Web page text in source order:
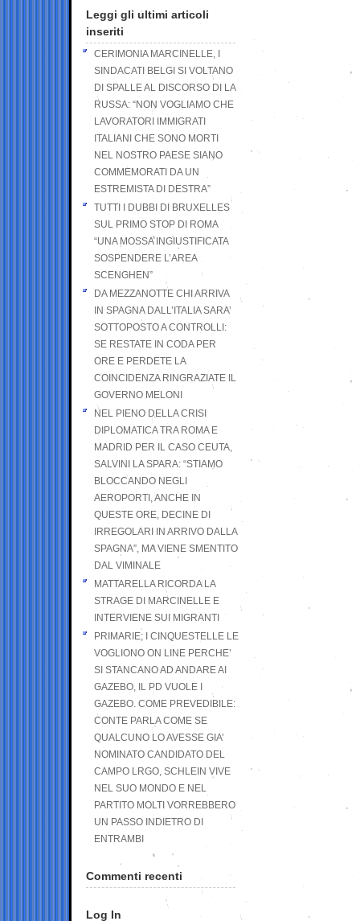
Leggi gli ultimi articoli
inseriti
CERIMONIA MARCINELLE, I
SINDACATI BELGI SI VOLTANO
DI SPALLE AL DISCORSO DI LA
RUSSA: “NON VOGLIAMO CHE
LAVORATORI IMMIGRATI
ITALIANI CHE SONO MORTI
NEL NOSTRO PAESE SIANO
COMMEMORATI DA UN
ESTREMISTA DI DESTRA”
TUTTI I DUBBI DI BRUXELLES
SUL PRIMO STOP DI ROMA
“UNA MOSSA INGIUSTIFICATA
SOSPENDERE L’AREA
SCENGHEN”
DA MEZZANOTTE CHI ARRIVA
IN SPAGNA DALL’ITALIA SARA’
SOTTOPOSTO A CONTROLLI:
SE RESTATE IN CODA PER
ORE E PERDETE LA
COINCIDENZA RINGRAZIATE IL
GOVERNO MELONI
NEL PIENO DELLA CRISI
DIPLOMATICA TRA ROMA E
MADRID PER IL CASO CEUTA,
SALVINI LA SPARA: “STIAMO
BLOCCANDO NEGLI
AEROPORTI, ANCHE IN
QUESTE ORE, DECINE DI
IRREGOLARI IN ARRIVO DALLA
SPAGNA”, MA VIENE SMENTITO
DAL VIMINALE
MATTARELLA RICORDA LA
STRAGE DI MARCINELLE E
INTERVIENE SUI MIGRANTI
PRIMARIE; I CINQUESTELLE LE
VOGLIONO ON LINE PERCHE’
SI STANCANO AD ANDARE AI
GAZEBO, IL PD VUOLE I
GAZEBO. COME PREVEDIBILE:
CONTE PARLA COME SE
QUALCUNO LO AVESSE GIA’
NOMINATO CANDIDATO DEL
CAMPO LRGO, SCHLEIN VIVE
NEL SUO MONDO E NEL
PARTITO MOLTI VORREBBERO
UN PASSO INDIETRO DI
ENTRAMBI
Commenti recenti
Log In